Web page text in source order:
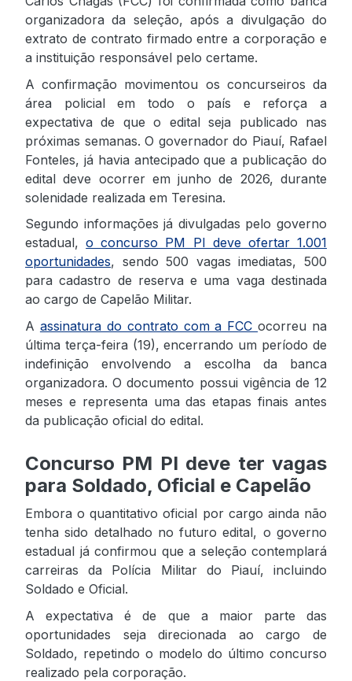
organizadora da seleção, após a divulgação do
extrato de contrato firmado entre a corporação e
a instituição responsável pelo certame.
A confirmação movimentou os concurseiros da
área policial em todo o país e reforça a
expectativa de que o edital seja publicado nas
próximas semanas. O governador do Piauí, Rafael
Fonteles, já havia antecipado que a publicação do
edital deve ocorrer em junho de 2026, durante
solenidade realizada em Teresina.
Segundo informações já divulgadas pelo governo
estadual,o concurso PM PI deve ofertar 1.001
oportunidades, sendo 500 vagas imediatas, 500
para cadastro de reserva e uma vaga destinada
ao cargo de Capelão Militar.
A assinatura do contrato com a FCCocorreu na
última terça-feira (19), encerrando um período de
indefinição envolvendo a escolha da banca
organizadora. O documento possui vigência de 12
meses e representa uma das etapas finais antes
da publicação oficial do edital.
Concurso PM PI deve ter vagas
para Soldado, Oficial e Capelão
Embora o quantitativo oficial por cargo ainda não
tenha sido detalhado no futuro edital, o governo
estadual já confirmou que a seleção contemplará
carreiras da Polícia Militar do Piauí, incluindo
Soldado e Oficial.
A expectativa é de que a maior parte das
oportunidades seja direcionada ao cargo de
Soldado, repetindo o modelo do último concurso
realizado pela corporação.